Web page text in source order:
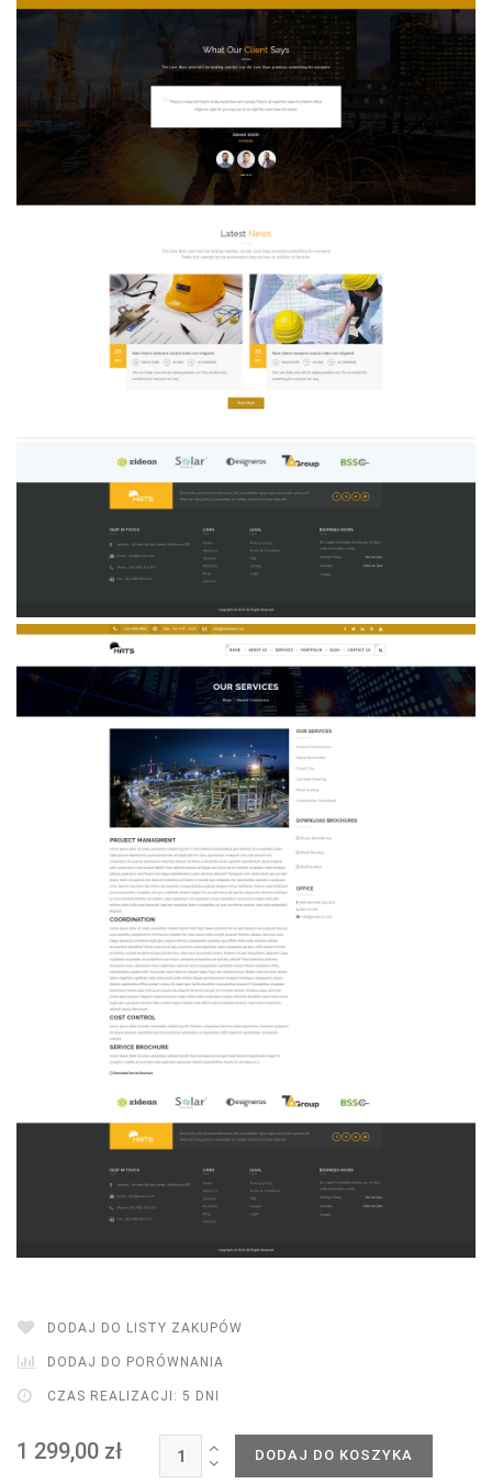
DODAJ DO LISTY ZAKUPÓW
DODAJ DO PORÓWNANIA
CZAS REALIZACJI: 5 DNI
1 299,00 zł DODAJ DO KOSZYKA